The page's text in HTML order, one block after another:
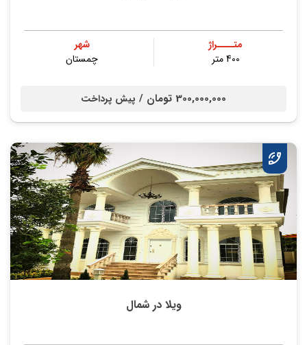
متــــراژ
400 متر
شهر
چمستان
300,000,000 تومان / پیش پرداخت
ویلا در شمال